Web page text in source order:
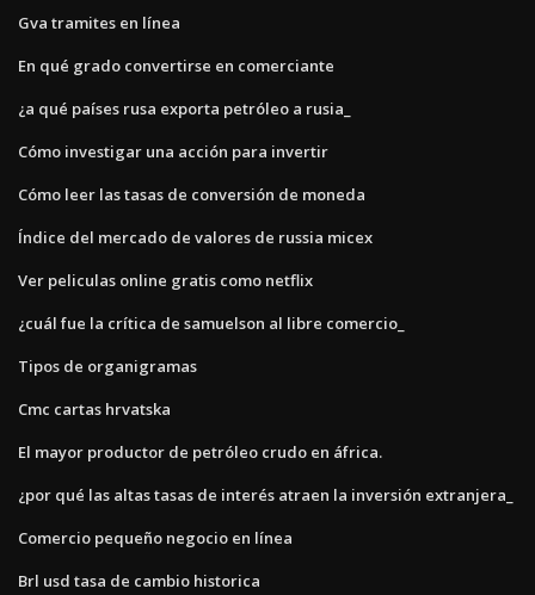
Gva tramites en línea
En qué grado convertirse en comerciante
¿a qué países rusa exporta petróleo a rusia_
Cómo investigar una acción para invertir
Cómo leer las tasas de conversión de moneda
Índice del mercado de valores de russia micex
Ver peliculas online gratis como netflix
¿cuál fue la crítica de samuelson al libre comercio_
Tipos de organigramas
Cmc cartas hrvatska
El mayor productor de petróleo crudo en áfrica.
¿por qué las altas tasas de interés atraen la inversión extranjera_
Comercio pequeño negocio en línea
Brl usd tasa de cambio historica